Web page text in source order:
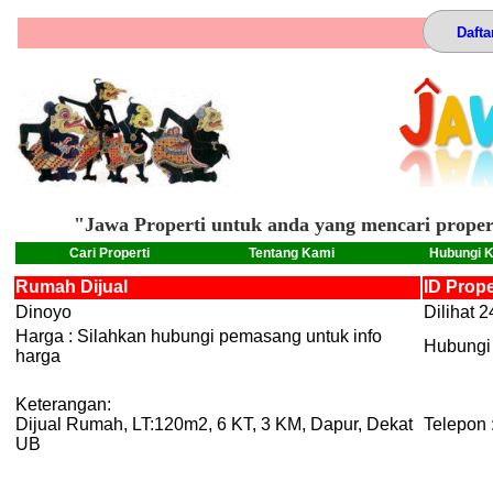
"Jawa Properti untuk anda yang mencari
Cari Properti Tentang Kami Hubungi
Rumah Dijual
ID
Dinoyo
Dilihat
Harga : Silahkan hubungi pemasang untuk info
harga
Hubungi
Keterangan:
Dijual Rumah, LT:120m2, 6 KT, 3 KM, Dapur, Dekat
UB
Telepon